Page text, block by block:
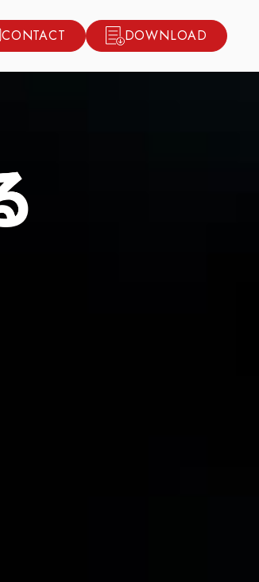
CONTACT DOWNLOAD